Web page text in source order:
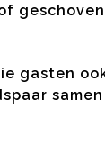
gasten